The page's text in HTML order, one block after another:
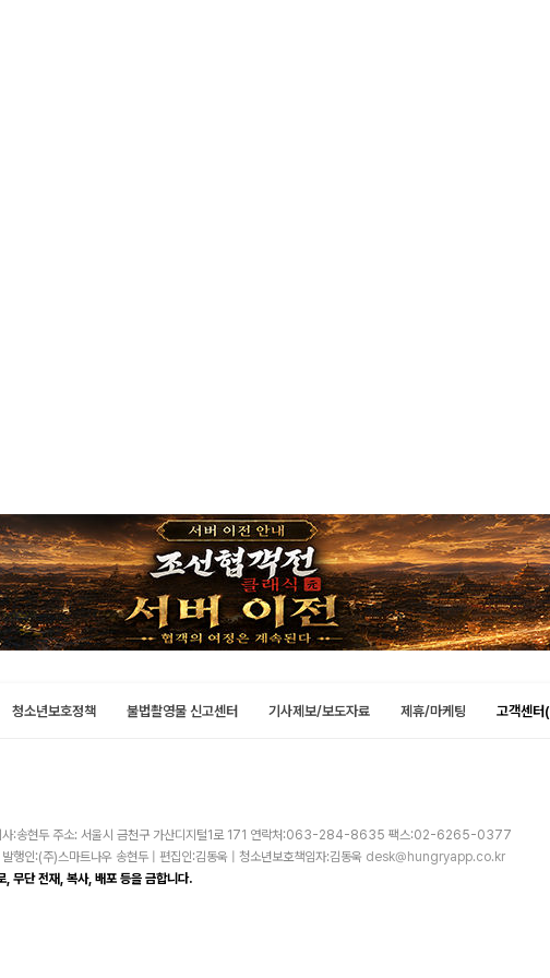
청소년보호정책 불법촬영물 신고센터 기사제보/보도자료 제휴/마케팅 고객센
사:송현두 주소: 서울시 금천구 가산디지털1로 171 연락처:063-284-8635 팩스:02-6265-0377
인:(주)스마트나우 송현두 | 편집인:김동욱 | 청소년보호책임자:김동욱 desk@hungryapp.co.kr
, 무단 전재, 복사, 배포 등을 금합니다.